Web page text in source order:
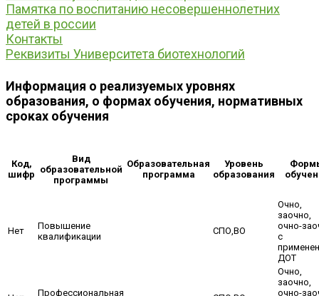
Памятка по воспитанию несовершеннолетних
детей в россии
Контакты
Реквизиты Университета биотехнологий
Информация о реализуемых уровнях
образования, о формах обучения, нормативных
сроках обучения
Код,
шифр
Вид
образовательной
программы
Образовательная
программа
Уровень
образования
Нет
Повышение
квалификации
СПО,ВО
Очно,
заочно,
очно-
с
ДОТ
Профессиональная
Очно,
заочно,
очно-